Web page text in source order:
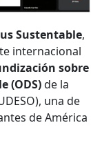
Sustentable,
internacional
sobre
(ODS)de la
una de
de América